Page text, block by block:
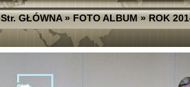
Str. GŁÓWNA»FOTO ALBUM»ROK